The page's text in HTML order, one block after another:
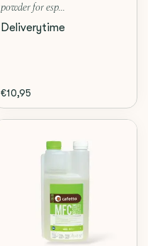
powder for esp...
Deliverytime
€10,95